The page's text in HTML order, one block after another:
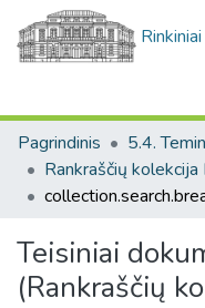
Pagrindinis
Rankraščių kolekcija
Teisiniai
(Rankraščių